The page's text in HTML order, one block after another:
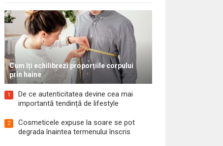
Cum îți echilibrezi proporțiile corpului
prin haine
1
De ce autenticitatea devine cea mai
importantă tendință de lifestyle
2
Cosmeticele expuse la soare se pot
degrada înaintea termenului înscris